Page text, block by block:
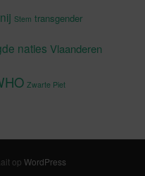
Stem transgender
naties Vlaanderen
Zwarte Piet
op WordPress